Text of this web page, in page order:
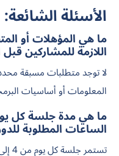
الأسئلة الشائعة:
ما هي المؤهلات أو
اللازمة للمشاركين
لا توجد متطلبات مسبقة
المعلومات أو أساسيات
ما هي مدة جلسة كل
الساعات المطلوبة